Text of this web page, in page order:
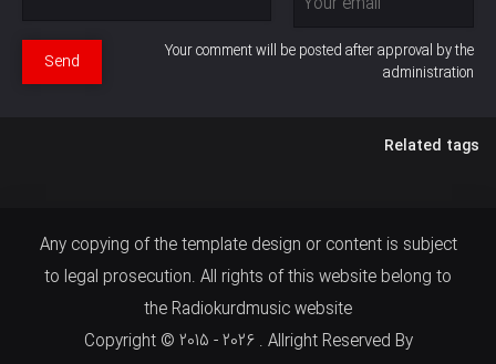
Your comment will be posted after approval by the
administration
Send
Related tags
Any copying of the template design or content is subject
to legal prosecution. All rights of this website belong to
the Radiokurdmusic website
Copyright © 2015 - 2026 . Allright Reserved By